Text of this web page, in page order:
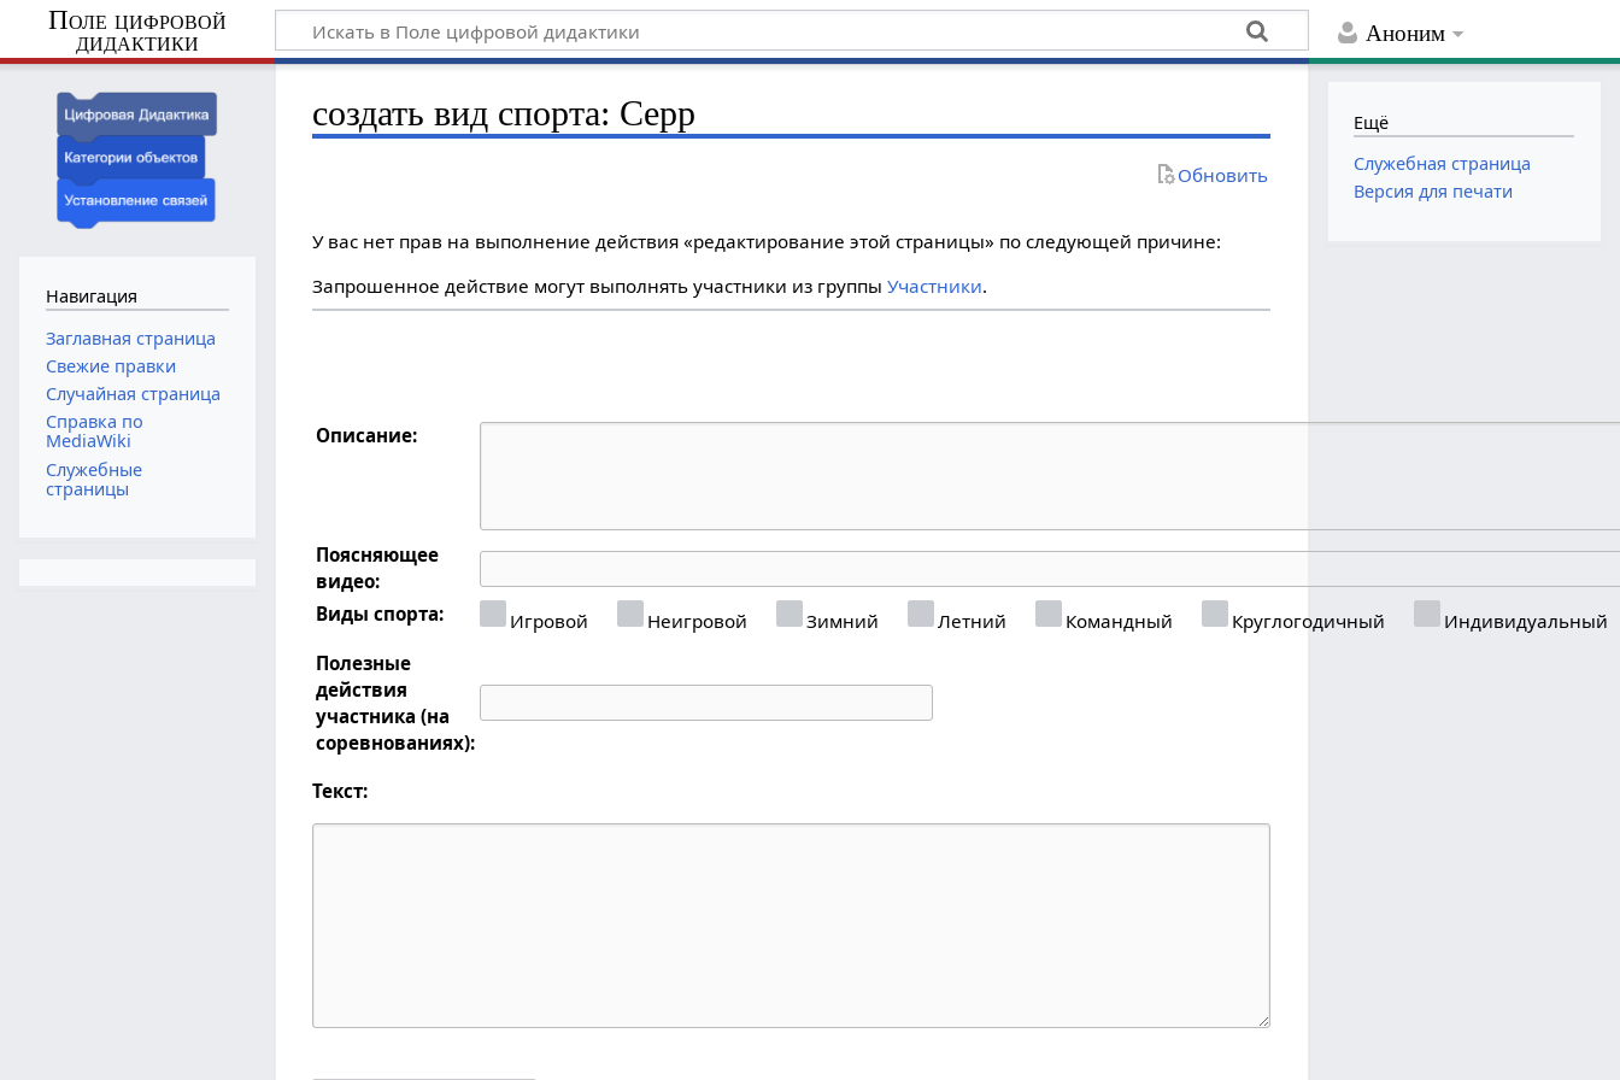
Аноним
Поле цифровой
дидактики
создать вид спорта: Серр
Обновить
У вас нет прав на выполнение действия «редактирование этой страницы» по следующей причине:
Запрошенное действие могут выполнять участники из группыУчастники.
Описание:
Поясняющее
видео:
Виды спорта:
Игровой Неигровой Зимний Летний Командный Круглогодичный
Индивидуальный
Полезные
действия
участника (на
соревнованиях):
Текст:
Навигация
Заглавная страница
Свежие правки
Случайная страница
Справка по
MediaWiki
Служебные
страницы
Ещё
Служебная страница
Версия для печати